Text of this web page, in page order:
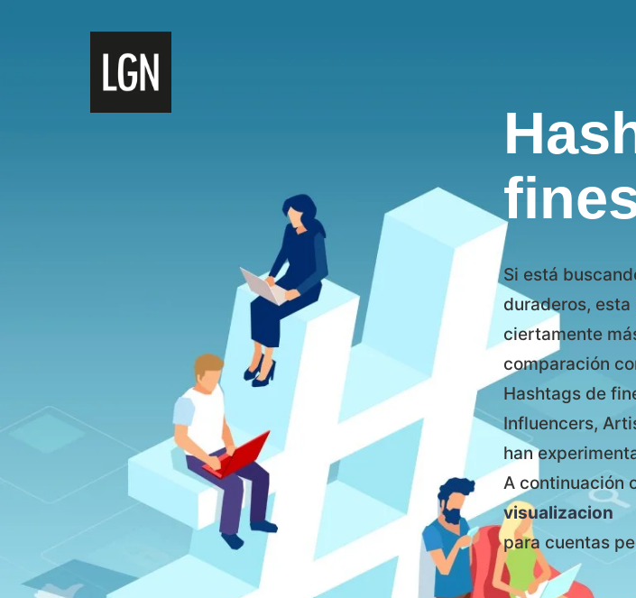
Si está
duraderos,
ciertamente
comparación
Hashtags de
Influencers,
han
A continuación
visualizacion
para cuentas